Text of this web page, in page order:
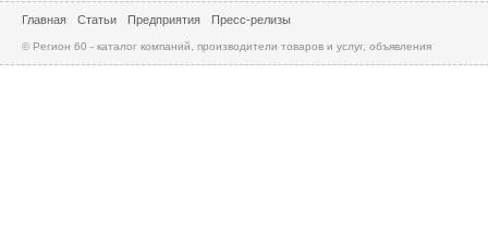
Главная Статьи Предприятия Пресс-релизы
© Регион 60 - каталог компаний, производители товаров и услуг, объявления